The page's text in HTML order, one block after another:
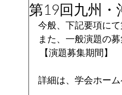
第19回九州・
今般、下記要項に
また、一般演題の
【演題募集期間】
詳細は、学会ホー